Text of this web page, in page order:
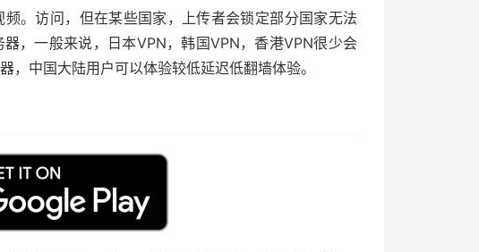
。访问，但在某些国家，上传者会锁定部分国家无法
，一般来说，日本VPN，韩国VPN，香港VPN很少会
，中国大陆用户可以体验较低延迟低翻墙体验。